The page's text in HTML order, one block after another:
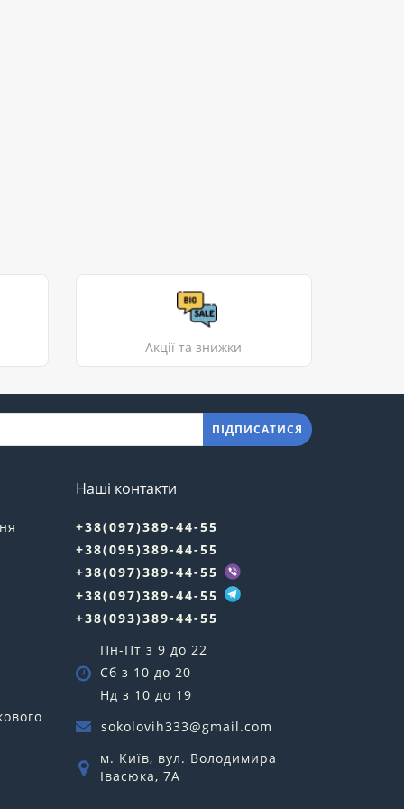
Акції та знижки
ПІДПИСАТИСЯ
Наші контакти
+38(097)389-44-55
+38(095)389-44-55
+38(097)389-44-55
+38(097)389-44-55
+38(093)389-44-55
Пн-Пт з 9 до 22
Сб з 10 до 20
Нд з 10 до 19
sokolovih333@gmail.com
м. Київ, вул. Володимира
Івасюка, 7А